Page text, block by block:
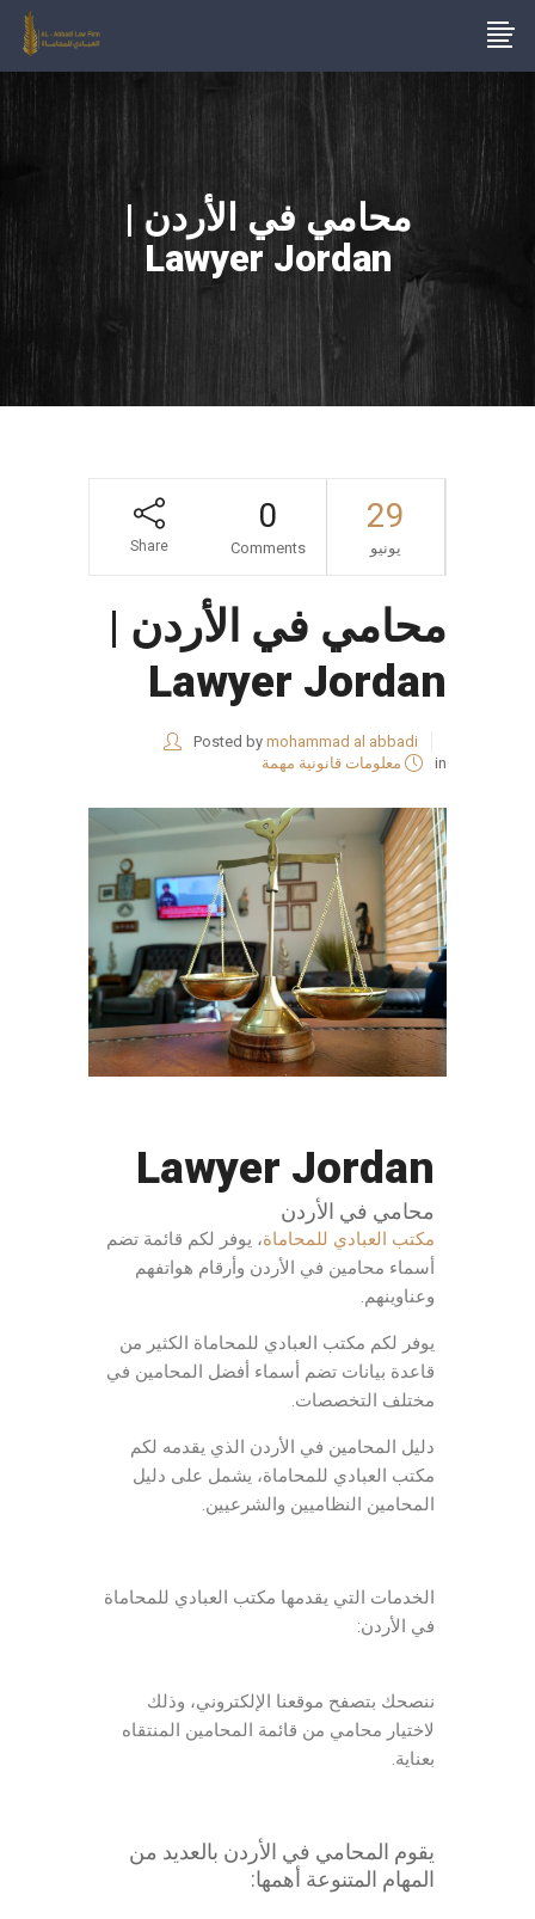
محامي في الأردن |
Lawyer Jordan
29
يونيو
0
Comments
Share
محامي في الأردن |
Lawyer Jordan
Posted by mohammad al abbadi
in
معلومات قانونية مهمة
Lawyer Jordan
محامي في الأردن
مكتب العبادي للمحاماة، يوفر لكم قائمة تضم
أسماء محامين في الأردن وأرقام هواتفهم
وعناوينهم.
يوفر لكم مكتب العبادي للمحاماة الكثير من
قاعدة بيانات تضم أسماء أفضل المحامين في
مختلف التخصصات.
دليل المحامين في الأردن الذي يقدمه لكم
مكتب العبادي للمحاماة، يشمل على دليل
المحامين النظاميين والشرعيين.
الخدمات التي يقدمها مكتب العبادي للمحاماة
في الأردن:
ننصحك بتصفح موقعنا الإلكتروني، وذلك
لاختيار محامي من قائمة المحامين المنتقاه
بعناية.
يقوم المحامي في الأردن بالعديد من
المهام المتنوعة أهمها: